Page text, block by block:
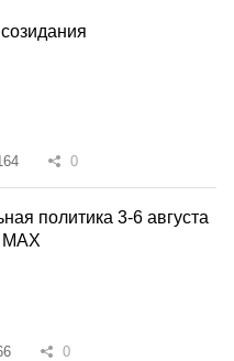
0
политика 3-6 августа
0